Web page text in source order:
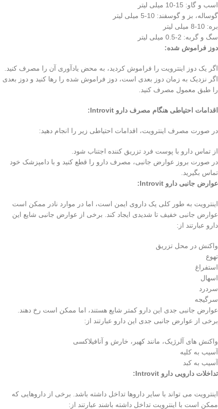
اسب و گاو: 15-10 میلی لیتر
گوساله، بز و گوسفند: 10-5 میلی لیتر
بره: 10-8 میلی لیتر
سگ و گربه: 2-0.5 میلی لیتر
دوز فراموش شده:
اگر یک دوز اینترویت را فراموش کردید، به محض یادآوری آن را مصرف کنید.
اگر نزدیک به زمان دوز بعدی است، دوز فراموش شده را رها کنید و دوز بعدی
را طبق معمول مصرف کنید.
اقدامات احتیاطی هنگام مصرف دارو Introvit:
در صورت مصرف اینترویت، اقدامات احتیاطی زیر را انجام دهید:
از تماس دارو با پوست فرد تزریق کننده اجتناب شود.
در صورت بروز عوارض جانبی، مصرف دارو را قطع کنید و با دامپزشک خود
تماس بگیرید.
عوارض جانبی دارو Introvit:
اینترویت به طور کلی یک داروی ایمن است، اما در موارد نادر ممکن است
عوارض جانبی خفیف تا شدیدی ایجاد کند. برخی از عوارض جانبی شایع این
دارو عبارتند از:
واکنش در محل تزریق
تهوع
استفراغ
اسهال
سردرد
سرگیجه
عوارض جانبی جدی این دارو کمتر شایع هستند، اما ممکن است رخ دهند.
برخی از عوارض جانبی جدی این دارو عبارتند از:
واکنش های آلرژیک، مانند کهیر، خارش و آنافیلاکسی
آسیب به کلیه
آسیب به کبد
تداخلات دارویی دارو Introvit:
اینترویت می تواند با سایر داروها تداخل داشته باشد. برخی از داروهایی که
ممکن است با اینترویت تداخل داشته باشند عبارتند از: